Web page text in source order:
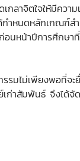
ลาจิตใจให้มีความ
กำหนดหลักเกณฑ์ส
อนหน้าปีการศึกษา
รมไม่เพียงพอที่จะ
ก่าสัมพันธ์ จึงได้จั